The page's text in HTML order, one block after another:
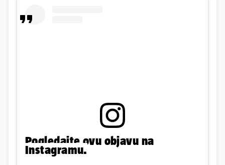
Pogledajte ovu objavu na
Instagramu.